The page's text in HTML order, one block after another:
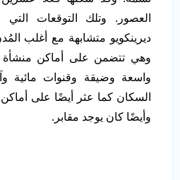
العصور. وتلك التوقعات التي
ديرينكويو متشابهة مع أغلب
وهي تتضمن على أماكن
واسعة وضيقة وقنوات مائية
السكان كما عثر أيضًا على
وأيضًا كان يوجد مقابر.